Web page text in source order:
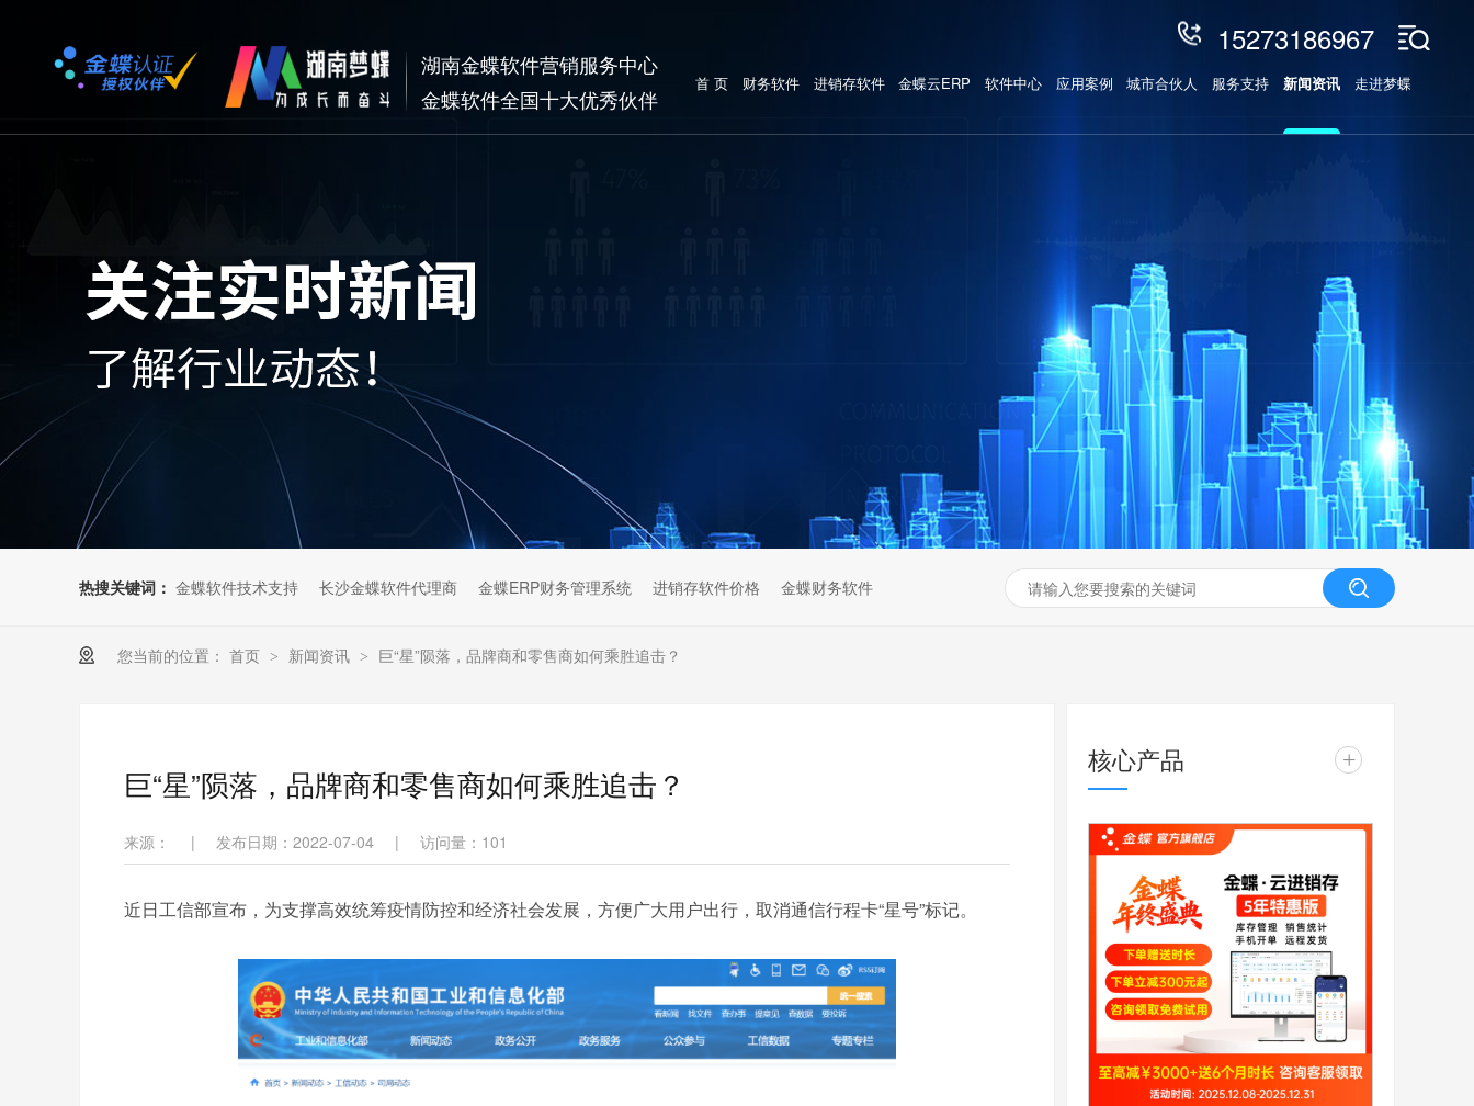
湖南金蝶软件营销服务中心
金蝶软件全国十大优秀伙伴
15273186967
首 页 财务软件 进销存软件 金蝶云ERP 软件中心 应用案例 城市合伙人 服务支持 新闻资讯 走进梦蝶
热搜关键词： 金蝶软件技术支持 长沙金蝶软件代理商 金蝶ERP财务管理系统 进销存软件价格 金蝶财务软件
您当前的位置： 首页 > 新闻资讯 > 巨“星”陨落，品牌商和零售商如何乘胜追击？
巨“星”陨落，品牌商和零售商如何乘胜追击？
来源： | 发布日期：2022-07-04 | 访问量： 101
近日工信部宣布，为支撑高效统筹疫情防控和经济社会发展，方便广大用户出行，取消通信行程卡“星号”标记。
核心产品 +